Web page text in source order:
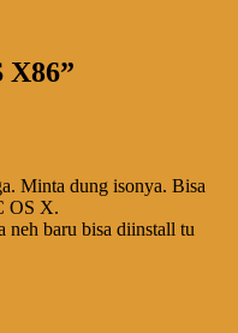
X86”
Minta dung isonya. Bisa
OS X.
neh baru bisa diinstall tu